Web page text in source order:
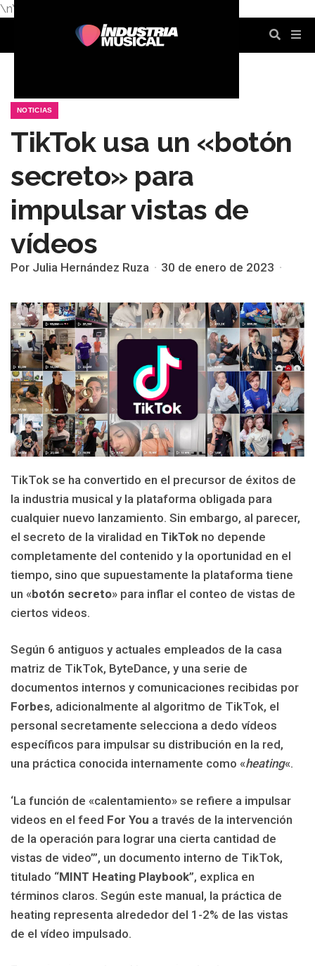
\n\n
NOTICIAS
TikTok usa un «botón
secreto» para
impulsar vistas de
vídeos
Por Julia Hernández Ruza 30 de enero de 2023
TikTok se ha convertido en el precursor de éxitos de
la industria musical y la plataforma obligada para
cualquier nuevo lanzamiento. Sin embargo, al parecer,
el secreto de la viralidad en TikTok no depende
completamente del contenido y la oportunidad en el
tiempo, sino que supuestamente la plataforma tiene
un «botón secreto» para inflar el conteo de vistas de
ciertos videos.
Según 6 antiguos y actuales empleados de la casa
matriz de TikTok, ByteDance, y una serie de
documentos internos y comunicaciones recibidas por
Forbes, adicionalmente al algoritmo de TikTok, el
personal secretamente selecciona a dedo vídeos
específicos para impulsar su distribución en la red,
una práctica conocida internamente como «heating«.
‘La función de «calentamiento» se refiere a impulsar
videos en el feed For You a través de la intervención
de la operación para lograr una cierta cantidad de
vistas de video’”, un documento interno de TikTok,
titulado “MINT Heating Playbook”, explica en
términos claros. Según este manual, la práctica de
heating representa alrededor del 1-2% de las vistas
de el vídeo impulsado.